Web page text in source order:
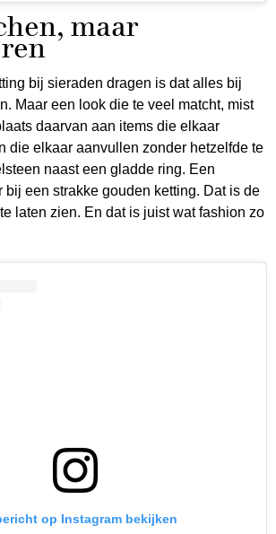
maar
bij sieraden dragen is dat alles bij
Maar een look die te veel matcht, mist
daarvan aan items die elkaar
die elkaar aanvullen zonder hetzelfde te
naast een gladde ring. Een
bij een strakke gouden ketting. Dat is de
laten zien. En dat is juist wat fashion zo
op Instagram bekijken